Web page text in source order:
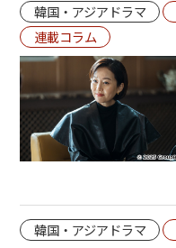
韓国・アジアドラマ
連載コラム
韓国・アジアドラマ